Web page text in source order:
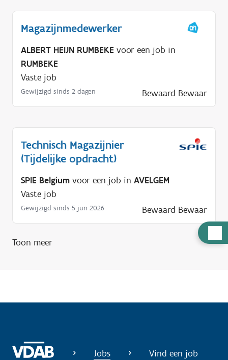
u
o
Magazijnmedewerker
ALBERT HEIJN RUMBEKE voor een job in
RUMBEKE
Vaste job
Gewijzigd sinds 2 dagen Bewaard Bewaar
Technisch Magazijnier
(Tijdelijke opdracht)
SPIE Belgium voor een job in AVELGEM
Vaste job
Gewijzigd sinds 5 jun 2026 Bewaard Bewaar
Toon meer
Jobs Vind een job